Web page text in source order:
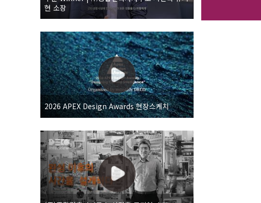
현 소장
2026 APEX Design Awards 현장스케치